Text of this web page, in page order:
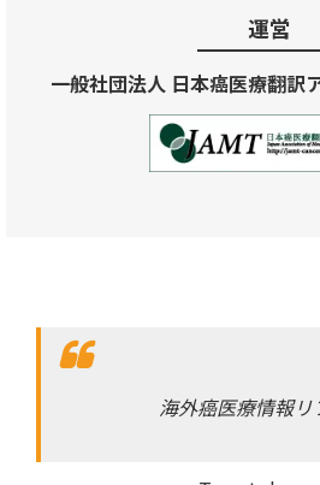
運営
一般社団法人 日本癌医療翻訳
海外癌医療情報